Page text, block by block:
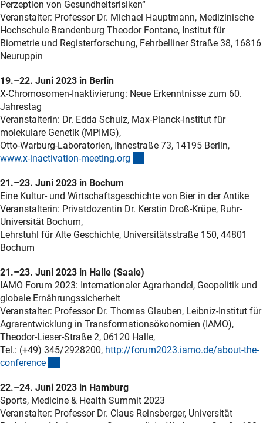
Perzeption von Gesundheitsrisiken“
Veranstalter: Professor Dr. Michael Hauptmann, Medizinische
Hochschule Brandenburg Theodor Fontane, Institut für
Biometrie und Registerforschung, Fehrbelliner Straße 38, 16816
Neuruppin
19.–22. Juni 2023 in Berlin
X-Chromosomen-Inaktivierung: Neue Erkenntnisse zum 60.
Jahrestag
Veranstalterin: Dr. Edda Schulz, Max-Planck-Institut für
molekulare Genetik (MPIMG),
Otto-Warburg-Laboratorien, Ihnestraße 73, 14195 Berlin,
www.x-inactivation-meeting.org
21.–23. Juni 2023 in Bochum
Eine Kultur- und Wirtschaftsgeschichte von Bier in der Antike
Veranstalterin: Privatdozentin Dr. Kerstin Droß-Krüpe, Ruhr-
Universität Bochum,
Lehrstuhl für Alte Geschichte, Universitätsstraße 150, 44801
Bochum
21.–23. Juni 2023 in Halle (Saale)
IAMO Forum 2023: Internationaler Agrarhandel, Geopolitik und
globale Ernährungssicherheit
Veranstalter: Professor Dr. Thomas Glauben, Leibniz-Institut für
Agrarentwicklung in Transformationsökonomien (IAMO),
Theodor-Lieser-Straße 2, 06120 Halle,
Tel.: (+49) 345/2928200, http://forum2023.iamo.de/about-the-
conference
22.–24. Juni 2023 in Hamburg
Sports, Medicine & Health Summit 2023
Veranstalter: Professor Dr. Claus Reinsberger, Universität